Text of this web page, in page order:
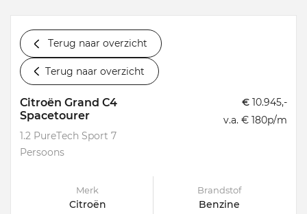
Terug naar overzicht
Terug naar overzicht
Citroën Grand C4
Spacetourer
1.2 PureTech Sport 7
Persoons
€ 10.945,-
v.a. € 180p/m
Merk
Citroën
Brandstof
Benzine